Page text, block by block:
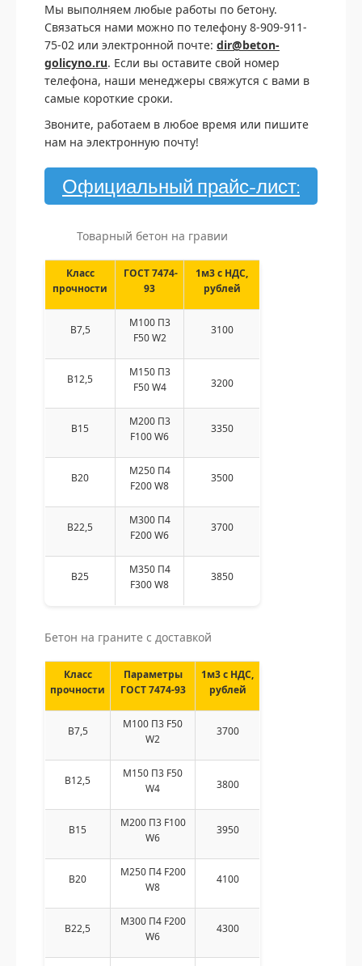
Мы выполняем любые работы по бетону.
Связаться нами можно по телефону 8-909-911-
75-02 или электронной почте: dir@beton-
golicyno.ru. Если вы оставите свой номер
телефона, наши менеджеры свяжутся с вами в
самые короткие сроки.
Звоните, работаем в любое время или пишите
нам на электронную почту!
Официальный прайс-лист:
Товарный бетон на гравии
Класс
прочности
ГОСТ 7474-
93
1м3 с НДС,
рублей
В7,5
M100 П3
F50 W2
3100
В12,5
М150 П3
F50 W4
3200
В15
М200 П3
F100 W6
3350
В20
М250 П4
F200 W8
3500
В22,5
М300 П4
F200 W6
3700
В25
M350 П4
F300 W8
3850
Бетон на граните с доставкой
Класс
прочности
Параметры
ГОСТ 7474-93
1м3 с НДС,
рублей
В7,5
M100 П3 F50
W2
3700
В12,5
М150 П3 F50
W4
3800
В15
М200 П3 F100
W6
3950
В20
М250 П4 F200
W8
4100
В22,5
М300 П4 F200
W6
4300